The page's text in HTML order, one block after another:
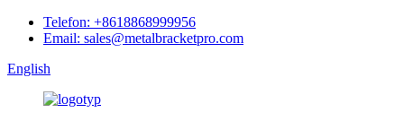
Telefon: +8618868999956
Email: sales@metalbracketpro.com
English